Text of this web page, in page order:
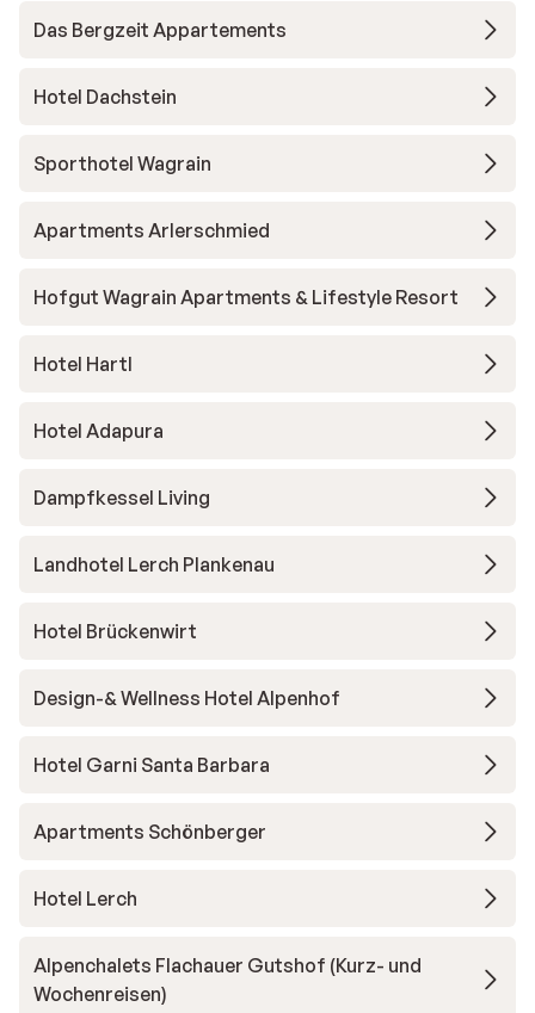
Das Bergzeit Appartements
Hotel Dachstein
Sporthotel Wagrain
Apartments Arlerschmied
Hofgut Wagrain Apartments & Lifestyle Resort
Hotel Hartl
Hotel Adapura
Dampfkessel Living
Landhotel Lerch Plankenau
Hotel Brückenwirt
Design-& Wellness Hotel Alpenhof
Hotel Garni Santa Barbara
Apartments Schönberger
Hotel Lerch
Alpenchalets Flachauer Gutshof (Kurz- und
Wochenreisen)